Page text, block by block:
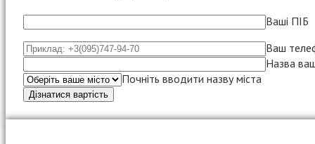
Ваші ПІБ
Ваш
Назва
Почніть вводити назву міста